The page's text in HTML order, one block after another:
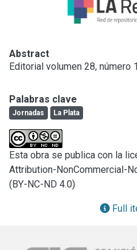
Abstract
Editorial volumen 28, número 1
Palabras clave
Jornadas La Plata
Esta obra se publica con la
Attribution-NonCommercial-
(BY-NC-ND 4.0)
Full